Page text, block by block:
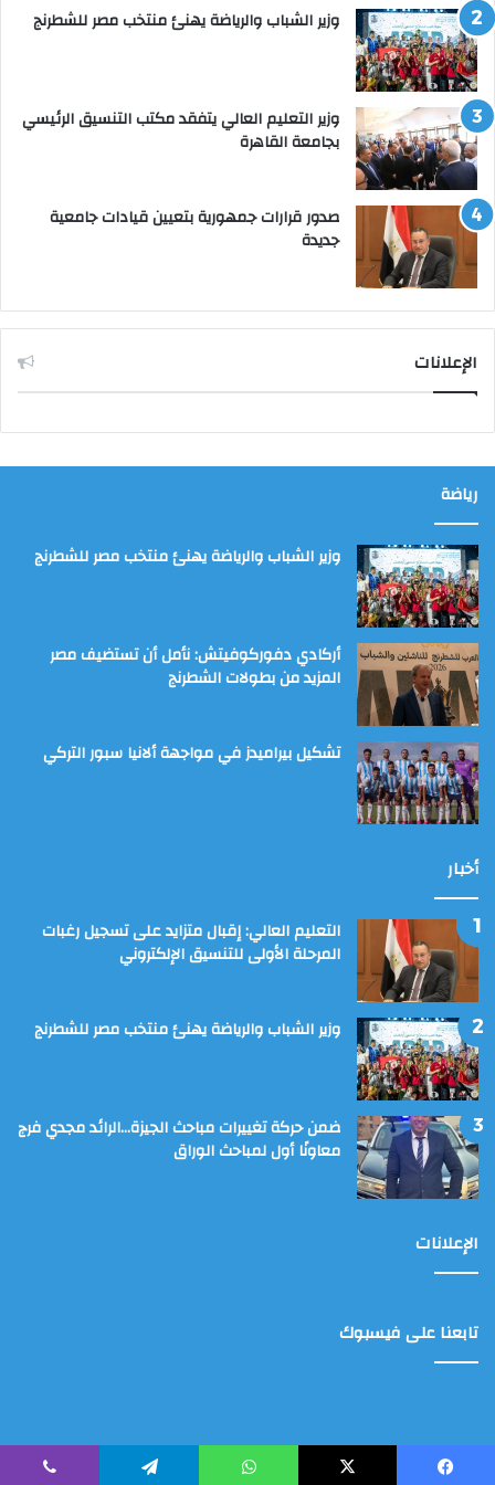
وزير الشباب والرياضة يهنئ منتخب مصر للشطرنج
وزير التعليم العالي يتفقد مكتب التنسيق الرئيسي
بجامعة القاهرة
صدور قرارات جمهورية بتعيين قيادات جامعية
جديدة
الإعلانات
رياضة
وزير الشباب والرياضة يهنئ منتخب مصر للشطرنج
أركادي دفوركوفيتش: نأمل أن تستضيف مصر
المزيد من بطولات الشطرنج
تشكيل بيراميدز في مواجهة ألانيا سبور التركي
أخبار
التعليم العالي: إقبال متزايد على تسجيل رغبات
المرحلة الأولى للتنسيق الإلكتروني
وزير الشباب والرياضة يهنئ منتخب مصر للشطرنج
ضمن حركة تغييرات مباحث الجيزة…الرائد مجدي فرج
معاونًا أول لمباحث الوراق
الإعلانات
تابعنا على فيسبوك